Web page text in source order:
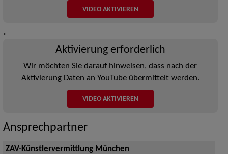
VIDEO AKTIVIEREN
<
Aktivierung erforderlich
Wir möchten Sie darauf hinweisen, dass nach der
Aktivierung Daten an YouTube übermittelt werden.
VIDEO AKTIVIEREN
Ansprechpartner
ZAV-Künstlervermittlung München